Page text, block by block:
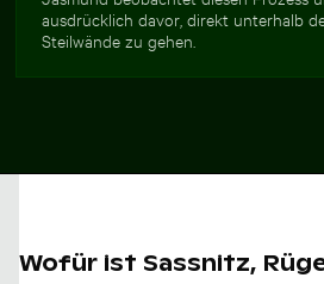
ausdrücklich davor, direkt unterhalb
Steilwände zu gehen.
Wofür ist Sassnitz,